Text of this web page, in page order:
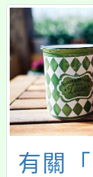
有關